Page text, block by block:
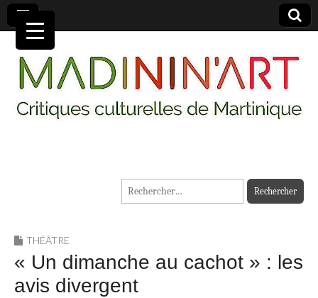
MADININ'ART
Rechercher :
THÉÂTRE
« Un dimanche au cachot » : les
avis divergent